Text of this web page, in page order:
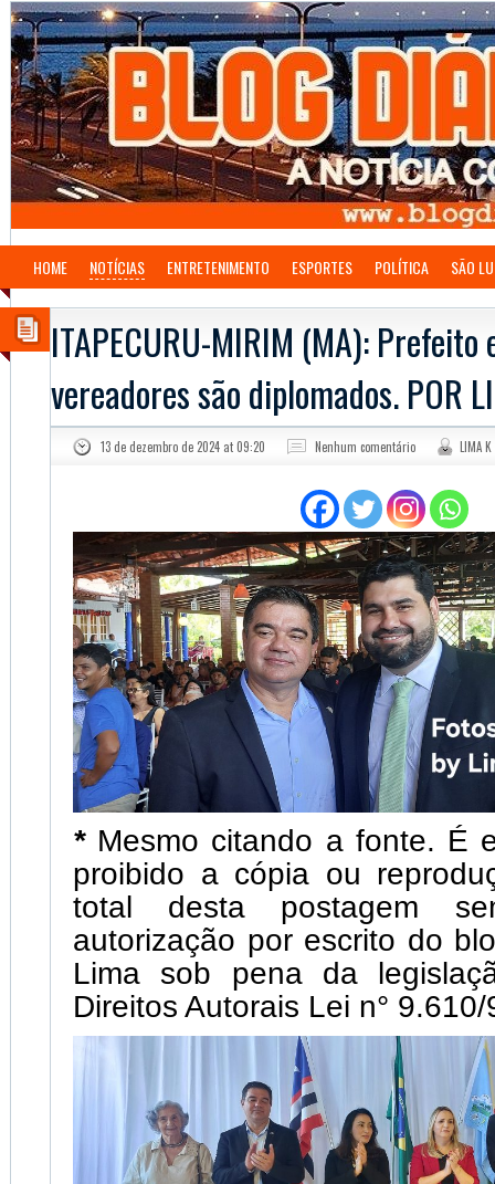
HOME NOTÍCIAS ENTRETENIMENTO ESPORTES POLÍTICA SÃO
ITAPECURU-MIRIM (MA): Prefeito
vereadores são diplomados. POR
13 de dezembro de 2024 at 09:20 Nenhum comentário LIMA K
* Mesmo citando a fonte. É
proibido a cópia ou
total desta postagem
autorização por escrito do
Lima sob pena da
Direitos Autorais Lei n° 9.610/